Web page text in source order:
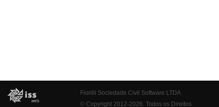
Fiorilli Sociedade Civil Software LTDA
© Copyright 2012-2026. Todos os Direitos